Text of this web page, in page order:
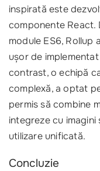
inspirată este
componente React.
module ES6, Rollup
ușor de
contrast, o echipă
complexă, a optat
permis să combine
integreze cu
utilizare unificată.
Concluzie